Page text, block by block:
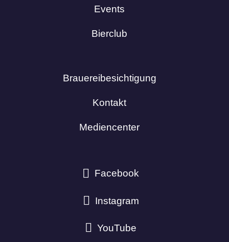
Events
Bierclub
Brauereibesichtigung
Kontakt
Mediencenter
Facebook
Instagram
YouTube